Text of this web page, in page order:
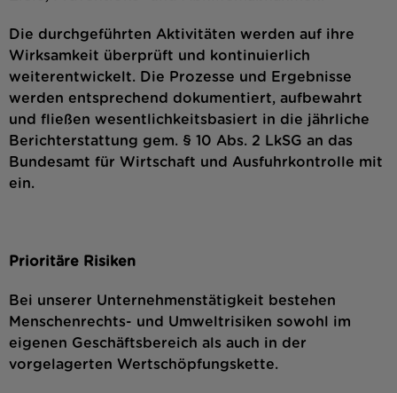
Die durchgeführten Aktivitäten werden auf ihre
Wirksamkeit überprüft und kontinuierlich
weiterentwickelt. Die Prozesse und Ergebnisse
werden entsprechend dokumentiert, aufbewahrt
und fließen wesentlichkeitsbasiert in die jährliche
Berichterstattung gem. § 10 Abs. 2 LkSG an das
Bundesamt für Wirtschaft und Ausfuhrkontrolle mit
ein.
Prioritäre Risiken
Bei unserer Unternehmenstätigkeit bestehen
Menschenrechts- und Umweltrisiken sowohl im
eigenen Geschäftsbereich als auch in der
vorgelagerten Wertschöpfungskette.